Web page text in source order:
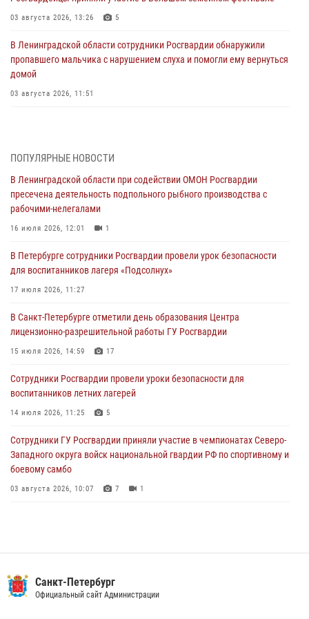
03 августа 2026, 13:26 5
В Ленинградской области сотрудники Росгвардии обнаружили
пропавшего мальчика с нарушением слуха и помогли ему вернуться
домой
03 августа 2026, 11:51
03 августа 2026, 10:15 1
Сотрудники ГУ Росгвардии приняли участие в чемпионатах Северо-
Западного округа войск национальной гвардии РФ по спортивному и
боевому самбо
03 августа 2026, 10:07
В Ленобласти сотрудники ОМОН Росгвардии оказали содействие
полиции в проведении профилактического мероприятия
03 августа 2026, 09:16
В Петербурге сотрудники Росгвардии обеспечили правопорядок в
День Воздушно-десантных войск
02 августа 2026, 19:30 10
Сотрудники Росгвардии на Пушкинской улице задержали двух
граждан, подозреваемых в попытке поджога одного из баров в
центре города
ПОПУЛЯРНЫЕ НОВОСТИ
В Ленинградской области при содействии ОМОН Росгвардии
пресечена деятельность подпольного рыбного производства с
рабочими-нелегалами
16 июля 2026, 12:01 1
В Петербурге сотрудники Росгвардии провели урок безопасности
для воспитанников лагеря «Подсолнух»
17 июля 2026, 11:27
В Санкт-Петербурге отметили день образования Центра
лицензионно-разрешительной работы ГУ Росгвардии
15 июля 2026, 14:59 17
Сотрудники Росгвардии провели уроки безопасности для
воспитанников летних лагерей
14 июля 2026, 11:25 5
Сотрудники ГУ Росгвардии приняли участие в чемпионатах Северо-
Западного округа войск национальной гвардии РФ по спортивному и
боевому самбо
03 августа 2026, 10:07 7 1
В Красногвардейском районе росгвардейцы задержали хулигана,
угрожавшего мужчине пневматическим пистолетом
Санкт-Петербург
Официальный сайт Администрации